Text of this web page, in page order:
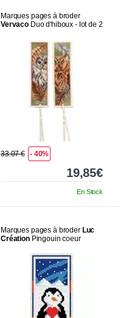
Marques pages à broder
Vervaco Duo d'hiboux - lot de 2
33.07 € - 40%
19,85€
En Stock
Marques pages à broder Luc
CréationPingouin coeur